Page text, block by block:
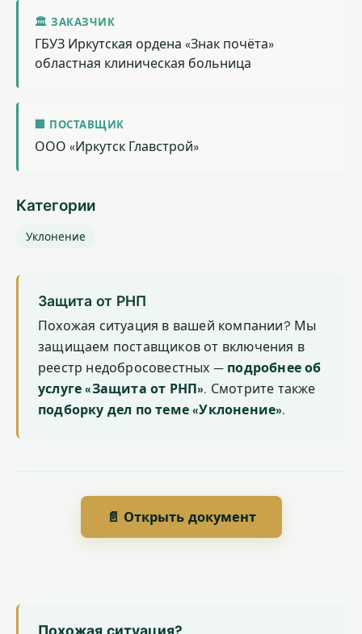
🏛 ЗАКАЗЧИК
ГБУЗ Иркутская ордена «Знак почёта»
областная клиническая больница
🏢 ПОСТАВЩИК
ООО «Иркутск Главстрой»
Категории
Уклонение
Защита от РНП
Похожая ситуация в вашей компании? Мы
защищаем поставщиков от включения в
реестр недобросовестных — подробнее об
услуге «Защита от РНП». Смотрите также
подборку дел по теме «Уклонение».
📄 Открыть документ
Похожая ситуация?